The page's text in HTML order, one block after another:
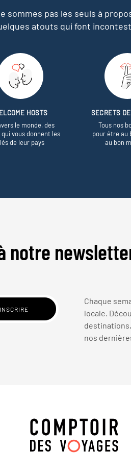
sommes pas les seuls à
atouts qui font
HOSTS
le monde, des
qui vous donnent les
de leur pays
SECRETS
Tous nos
pour être au
au bon
notre
Chaque
locale.
nos